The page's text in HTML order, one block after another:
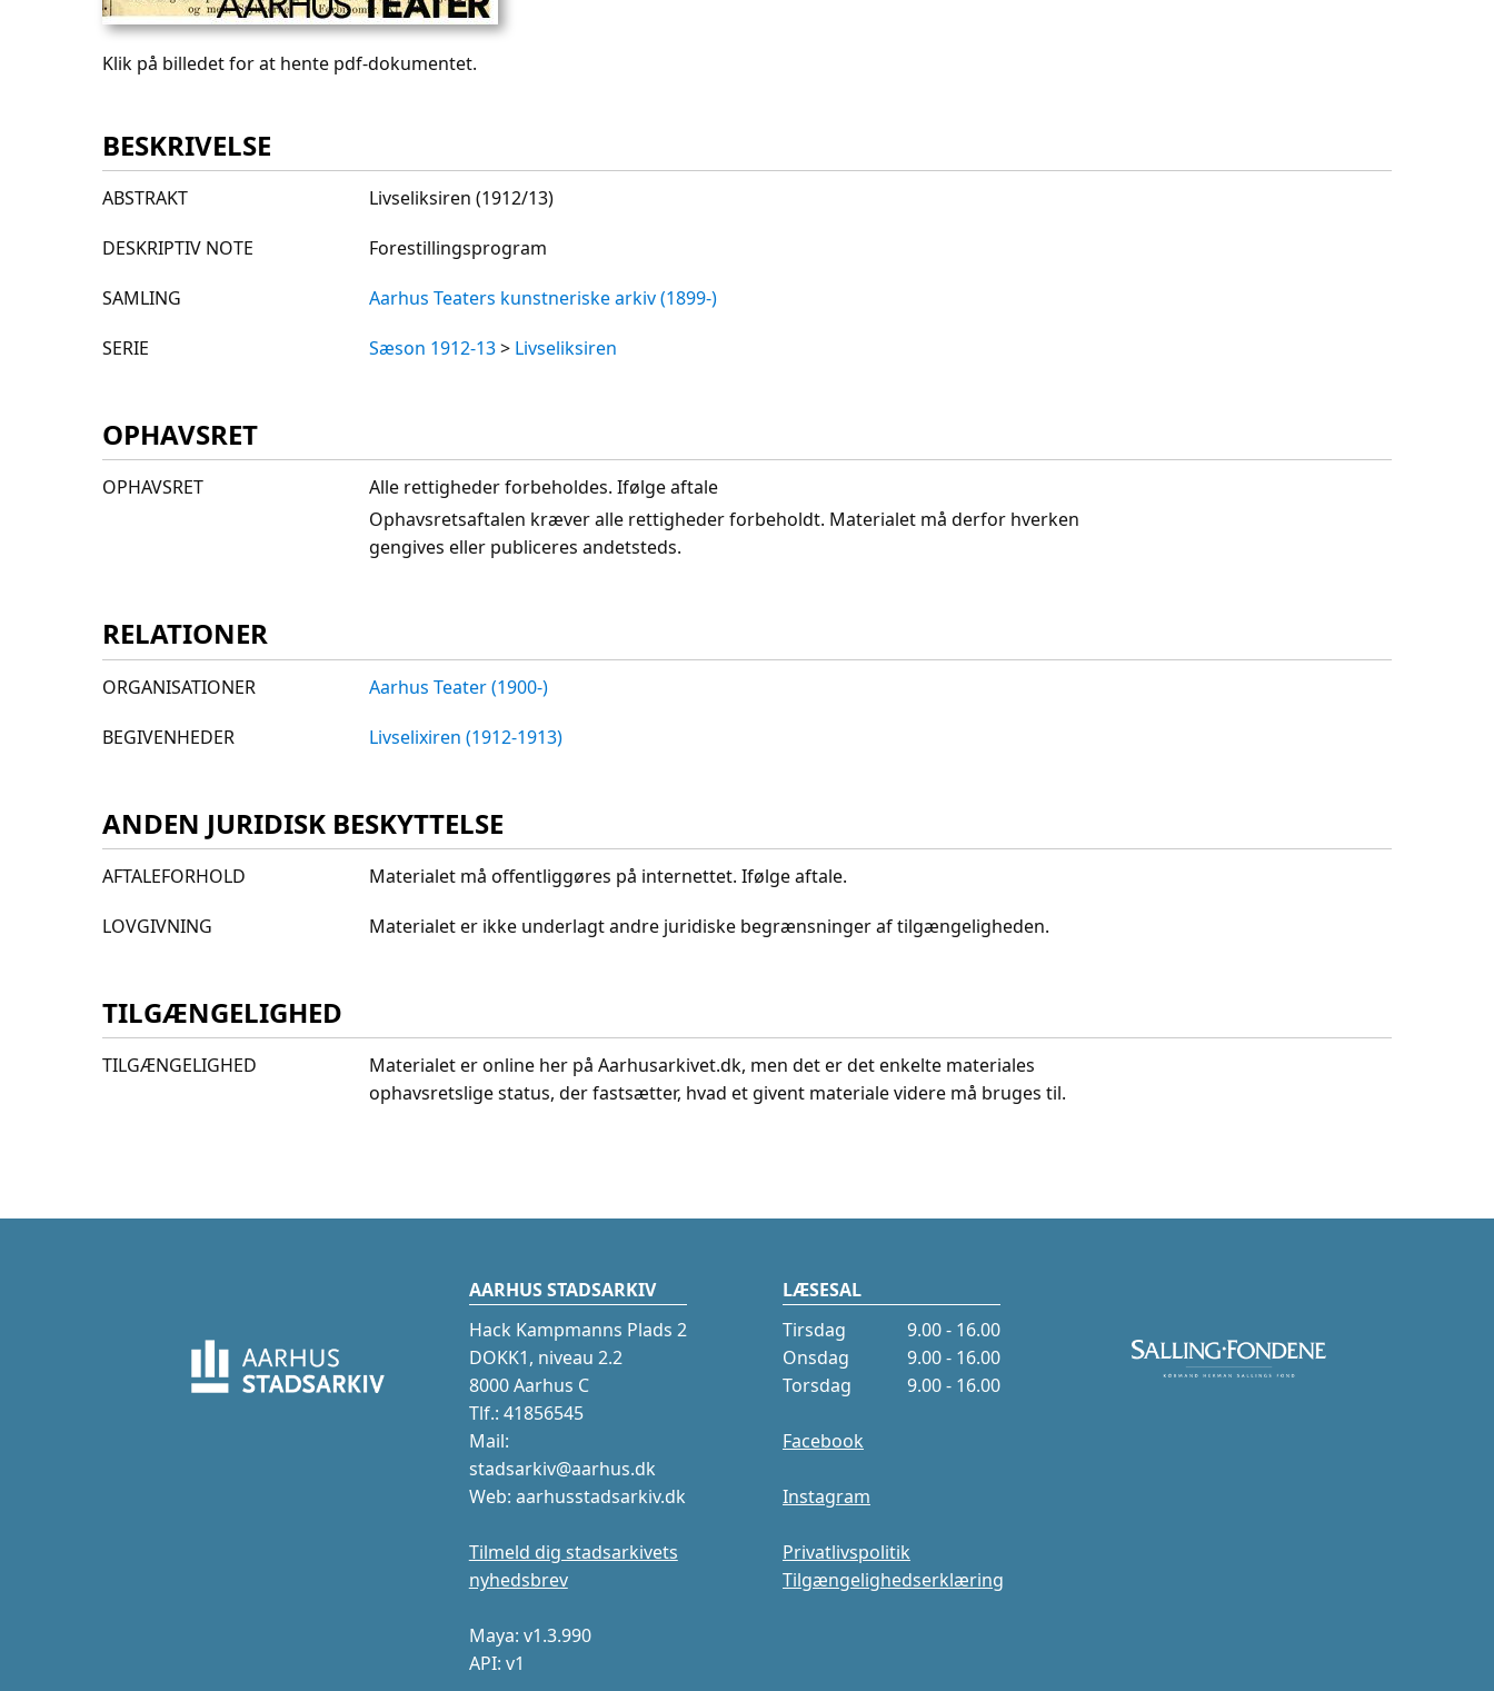
Klik på billedet for at hente pdf-dokumentet.
BESKRIVELSE
ABSTRAKT Livseliksiren (1912/13)
DESKRIPTIV NOTE Forestillingsprogram
SAMLING Aarhus Teaters kunstneriske arkiv (1899-)
SERIE Sæson 1912-13> Livseliksiren
OPHAVSRET
OPHAVSRET
Alle rettigheder forbeholdes. Ifølge aftale
Ophavsretsaftalen kræver alle rettigheder forbeholdt. Materialet må derfor hverken
gengives eller publiceres andetsteds.
RELATIONER
ORGANISATIONER Aarhus Teater (1900-)
BEGIVENHEDER Livselixiren (1912-1913)
ANDEN JURIDISK BESKYTTELSE
AFTALEFORHOLD Materialet må offentliggøres på internettet. Ifølge aftale.
LOVGIVNING Materialet er ikke underlagt andre juridiske begrænsninger af tilgængeligheden.
TILGÆNGELIGHED
TILGÆNGELIGHED
Materialet er online her på Aarhusarkivet.dk, men det er det enkelte materiales
ophavsretslige status, der fastsætter, hvad et givent materiale videre må bruges til.
AARHUS STADSARKIV
Hack Kampmanns Plads 2
DOKK1, niveau 2.2
8000 Aarhus C
Tlf.: 41856545
Mail:
stadsarkiv@aarhus.dk
Web: aarhusstadsarkiv.dk
Tilmeld dig stadsarkivets
nyhedsbrev
Maya: v1.3.990
API: v1
LÆSESAL
Tirsdag
9.00 - 16.00
Onsdag
9.00 - 16.00
Torsdag
9.00 - 16.00
Facebook
Instagram
Privatlivspolitik
Tilgængelighedserklæring